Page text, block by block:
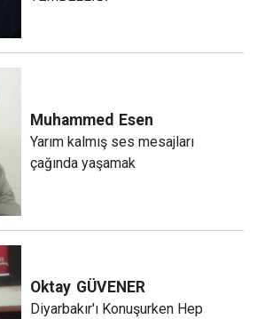
Muhammed Esen
Yarım kalmış ses mesajları
çağında yaşamak
Oktay GÜVENER
Diyarbakır'ı Konuşurken Hep